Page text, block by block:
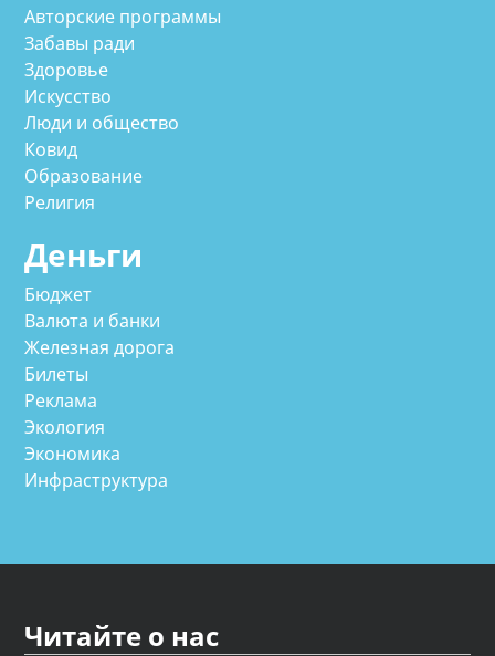
Авторские программы
Забавы ради
Здоровье
Искусство
Люди и общество
Ковид
Образование
Религия
Деньги
Бюджет
Валюта и банки
Железная дорога
Билеты
Реклама
Экология
Экономика
Инфраструктура
Читайте о нас